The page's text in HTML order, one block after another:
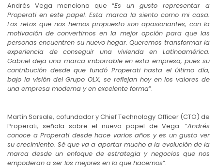
Andrés Vega menciona que “Es un gusto representar a
Properati en este papel. Esta marca la siento como mi casa.
Los retos que nos hemos propuesto son apasionantes, con la
motivación de convertirnos en la mejor opción para que las
personas encuentren su nuevo hogar. Queremos transformar la
experiencia de conseguir una vivienda en Latinoamérica.
Gabriel deja una marca imborrable en esta empresa, pues su
contribución desde que fundó Properati hasta el último día,
bajo la visión del Grupo OLX, se reflejan hoy en los valores de
una empresa moderna y en excelente forma”.
Martín Sarsale, cofundador y Chief Technology Officer (CTO) de
Properati, señala sobre el nuevo papel de Vega: “Andrés
conoce a Properati desde hace varios años y es un gusto ver
su crecimiento. Sé que va a aportar mucho a la evolución de la
marca desde un enfoque de estrategia y negocios que nos
empoderan a ser los mejores en lo que hacemos”.